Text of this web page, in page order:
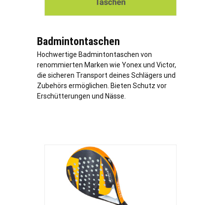
Badmintontaschen
Hochwertige Badmintontaschen von
renommierten Marken wie Yonex und Victor,
die sicheren Transport deines Schlägers und
Zubehörs ermöglichen. Bieten Schutz vor
Erschütterungen und Nässe.